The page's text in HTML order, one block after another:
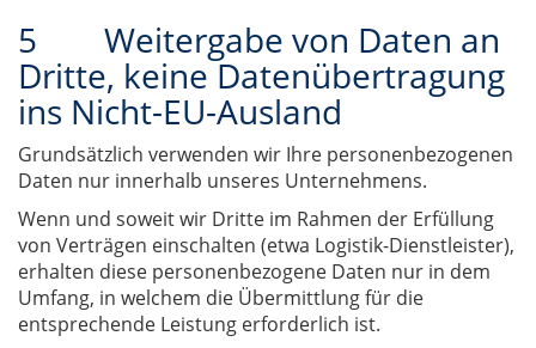
5 Weitergabe von Daten an
Dritte, keine Datenübertragung
ins Nicht-EU-Ausland
Grundsätzlich verwenden wir Ihre personenbezogenen
Daten nur innerhalb unseres Unternehmens.
Wenn und soweit wir Dritte im Rahmen der Erfüllung
von Verträgen einschalten (etwa Logistik-Dienstleister),
erhalten diese personenbezogene Daten nur in dem
Umfang, in welchem die Übermittlung für die
entsprechende Leistung erforderlich ist.